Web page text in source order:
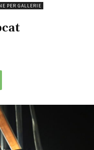
PER GALLERIE